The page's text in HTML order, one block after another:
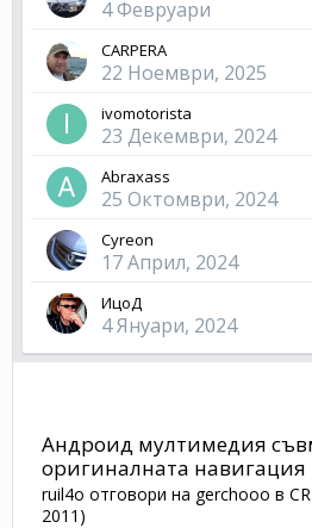
4 Февруари
CARPERA
22 Ноември, 2025
ivomotorista
23 Декември, 2024
Abraxass
25 Октомври, 2024
Cyreon
17 Април, 2024
ИцоД
4 Януари, 2024
Андроид мултимедия
оригиналната навигация
ruil4o отговори на gerchooo в
2011)